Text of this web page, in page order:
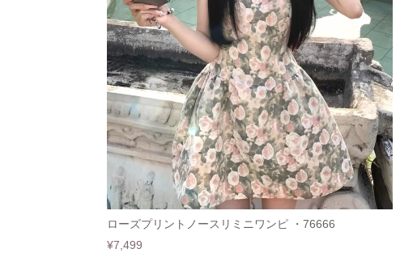
ローズプリントノースリミニワンピ ・76666
¥7,499